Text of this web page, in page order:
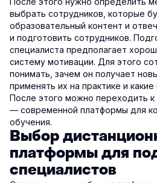
выбрать сотрудников, которые
образовательный контент и
и подготовить сотрудников.
специалиста предполагает
систему мотивации. Для этого
понимать, зачем он получает
применять их на практике и
После этого можно переходить
— современной платформы для
обучения.
Выбор
платформы для
специалистов